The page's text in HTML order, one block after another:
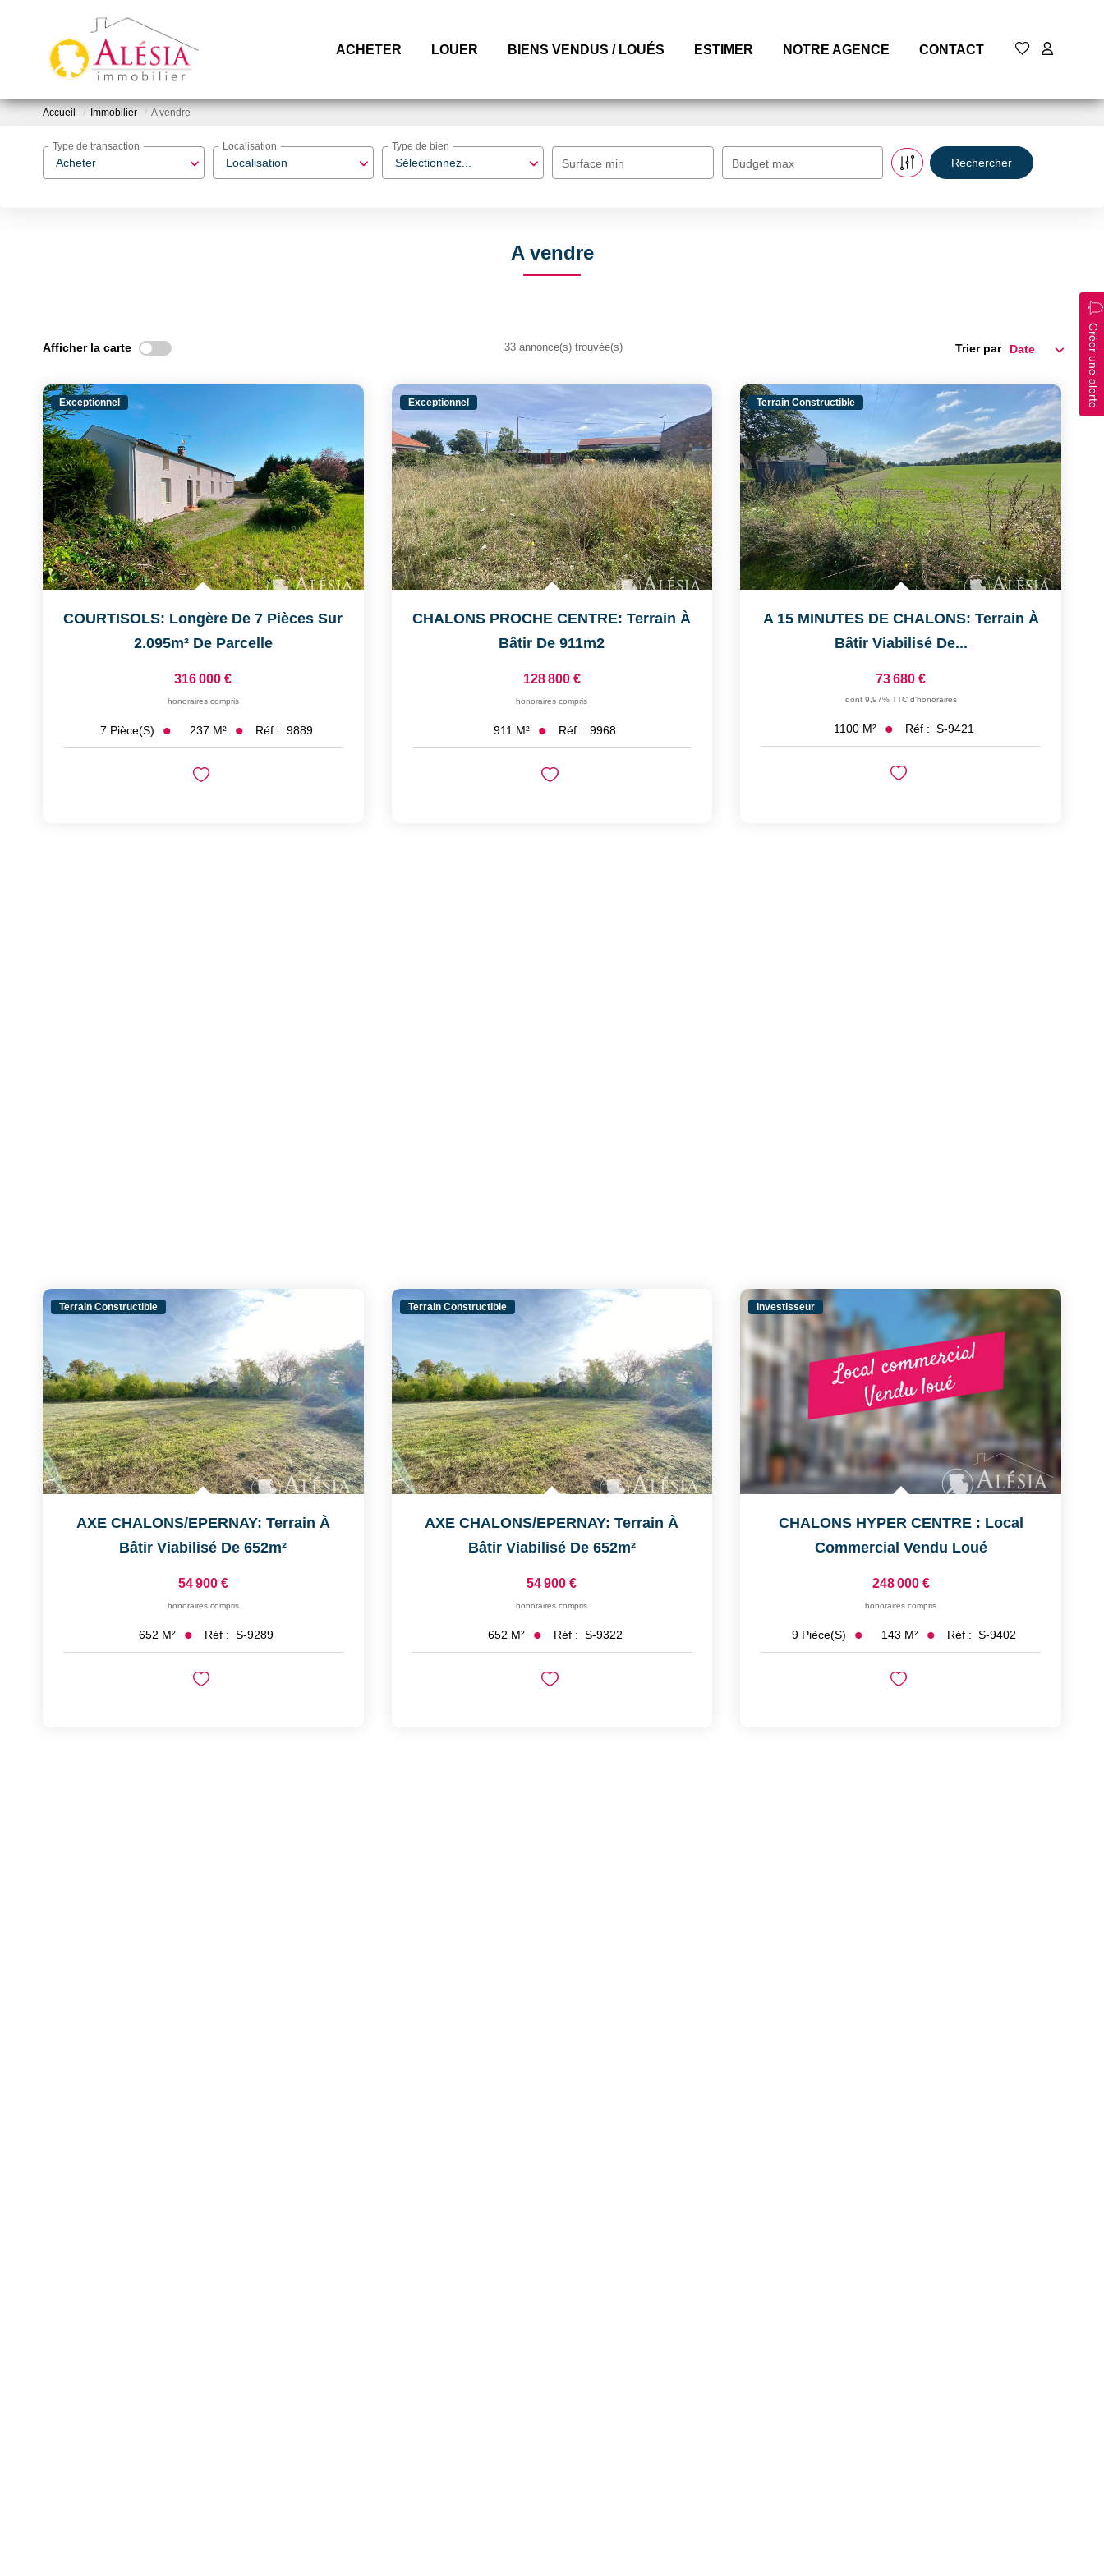
ACHETER LOUER BIENS VENDUS / LOUÉS ESTIMER NOTRE AGENCE CONTACT
Accueil Immobilier A vendre
Acheter
Type de transaction
Localisation
Localisation
Sélectionnez...
Type de bien
Surface min Budget max
A vendre
Créer une alerte
Afficher la carte 33 annonce(s) trouvée(s) Trier par
Exceptionnel
COURTISOLS: Longère De 7 Pièces Sur
2.095m² De Parcelle
316 000 €
honoraires compris
7 Pièce(s) 237 M² Réf : 9889
Exceptionnel
CHALONS PROCHE CENTRE: Terrain À
Bâtir De 911m2
128 800 €
honoraires compris
911 M² Réf : 9968
Terrain Constructible
A 15 MINUTES DE CHALONS: Terrain À
Bâtir Viabilisé De...
73 680 €
dont 9,97% TTC d'honoraires
1100 M² Réf : S-9421
Terrain Constructible
AXE CHALONS/EPERNAY: Terrain À
Bâtir Viabilisé De 652m²
54 900 €
honoraires compris
652 M² Réf : S-9289
Terrain Constructible
AXE CHALONS/EPERNAY: Terrain À
Bâtir Viabilisé De 652m²
54 900 €
honoraires compris
652 M² Réf : S-9322
Investisseur
CHALONS HYPER CENTRE : Local
Commercial Vendu Loué
248 000 €
honoraires compris
9 Pièce(s) 143 M² Réf : S-9402